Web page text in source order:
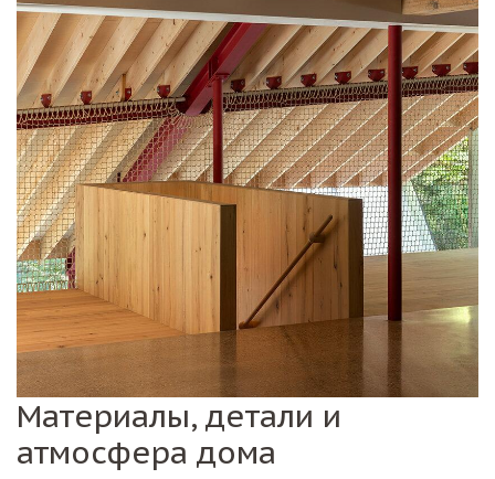
Материалы, детали и
атмосфера дома